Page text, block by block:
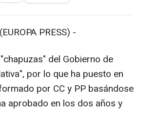
PRESS) -
del Gobierno de
por lo que ha puesto en
por CC y PP basándose
aprobado en los dos años y